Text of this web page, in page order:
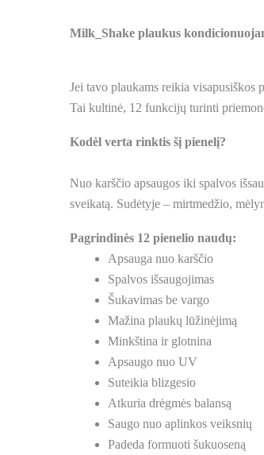
Milk_Shake plaukus
Jei tavo plaukams reikia visapusiškos
Tai kultinė, 12 funkcijų turinti
Kodėl verta rinktis šį pienelį?
Nuo karščio apsaugos iki spalvos
sveikatą. Sudėtyje – mirtmedžio,
Pagrindinės 12 pienelio naudų:
Apsauga nuo karščio
Spalvos išsaugojimas
Šukavimas be vargo
Mažina plaukų lūžinėjimą
Minkština ir glotnina
Apsaugo nuo UV
Suteikia blizgesio
Atkuria drėgmės balansą
Saugo nuo aplinkos veiksnių
Padeda formuoti šukuoseną